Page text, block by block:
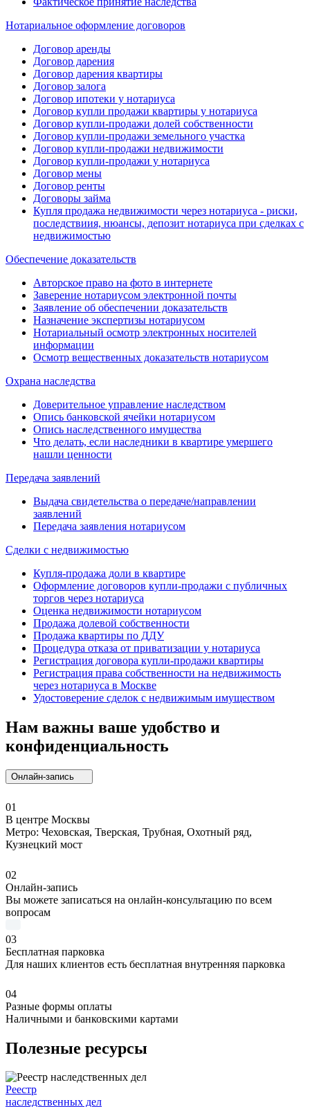
Нотариальное оформление договоров
Договор аренды
Договор дарения
Договор дарения квартиры
Договор залога
Договор ипотеки у нотариуса
Договор купли продажи квартиры у нотариуса
Договор купли-продажи долей собственности
Договор купли-продажи земельного участка
Договор купли-продажи недвижимости
Договор купли-продажи у нотариуса
Договор мены
Договор ренты
Договоры займа
Купля продажа недвижимости через нотариуса - риски,
последствиия, нюансы, депозит нотариуса при сделках с
недвижимостью
Обеспечение доказательств
Авторское право на фото в интернете
Заверение нотариусом электронной почты
Заявление об обеспечении доказательств
Назначение экспертизы нотариусом
Нотариальный осмотр электронных носителей
информации
Осмотр вещественных доказательств нотариусом
Охрана наследства
Доверительное управление наследством
Опись банковской ячейки нотариусом
Опись наследственного имущества
Что делать, если наследники в квартире умершего
нашли ценности
Передача заявлений
Выдача свидетельства о передаче/направлении
заявлений
Передача заявления нотариусом
Сделки с недвижимостью
Купля-продажа доли в квартире
Оформление договоров купли-продажи с публичных
торгов через нотариуса
Оценка недвижимости нотариусом
Продажа долевой собственности
Продажа квартиры по ДДУ
Процедура отказа от приватизации у нотариуса
Регистрация договора купли-продажи квартиры
Регистрация права собственности на недвижимость
через нотариуса в Москве
Удостоверение сделок с недвижимым имуществом
Нам важны ваше удобство и
конфиденциальность
Онлайн-запись
01
В центре Москвы
Метро: Чеховская, Тверская, Трубная, Охотный ряд,
Кузнецкий мост
02
Онлайн-запись
Вы можете записаться на онлайн-консультацию по всем
вопросам
03
Бесплатная парковка
Для наших клиентов есть бесплатная внутренняя парковка
04
Разные формы оплаты
Наличными и банковскими картами
Полезные ресурсы
Реестр
наследственных дел